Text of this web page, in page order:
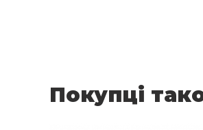
Покупці